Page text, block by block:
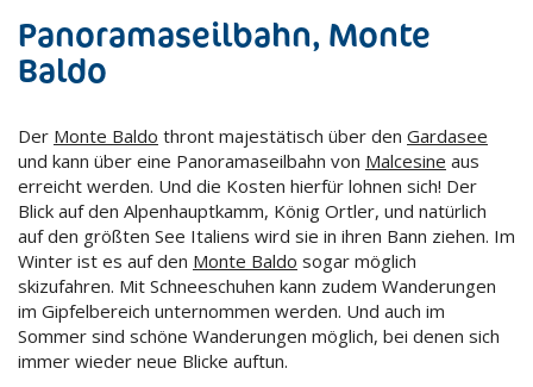
Panoramaseilbahn, Monte
Baldo
Der Monte Baldo thront majestätisch über den Gardasee
und kann über eine Panoramaseilbahn von Malcesine aus
erreicht werden. Und die Kosten hierfür lohnen sich! Der
Blick auf den Alpenhauptkamm, König Ortler, und natürlich
auf den größten See Italiens wird sie in ihren Bann ziehen. Im
Winter ist es auf den Monte Baldo sogar möglich
skizufahren. Mit Schneeschuhen kann zudem Wanderungen
im Gipfelbereich unternommen werden. Und auch im
Sommer sind schöne Wanderungen möglich, bei denen sich
immer wieder neue Blicke auftun.